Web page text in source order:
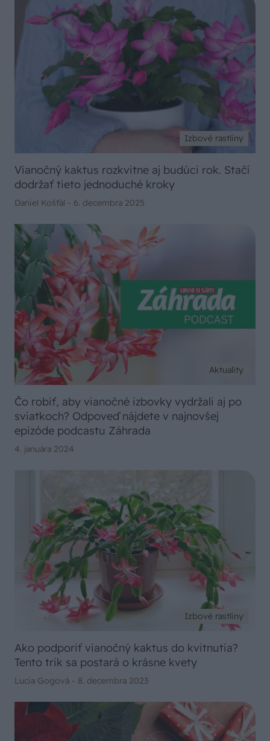
Izbové rastliny
Vianočný kaktus rozkvitne aj budúci rok. Stačí
dodržať tieto jednoduché kroky
Daniel Košťál - 6. decembra 2025
Aktuality
Čo robiť, aby vianočné izbovky vydržali aj po
sviatkoch? Odpoveď nájdete v najnovšej
epizóde podcastu Záhrada
4. januára 2024
Izbové rastliny
Ako podporiť vianočný kaktus do kvitnutia?
Tento trik sa postará o krásne kvety
Lucia Gogová - 8. decembra 2023